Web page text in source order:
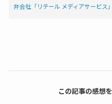
弁会社「リテール メディアサービス
この記事の感想